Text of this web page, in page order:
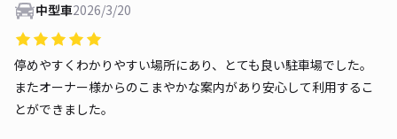
中型車2026/3/20
停めやすくわかりやすい場所にあり、とても良い駐車場でした。
またオーナー様からのこまやかな案内があり安心して利用するこ
とができました。